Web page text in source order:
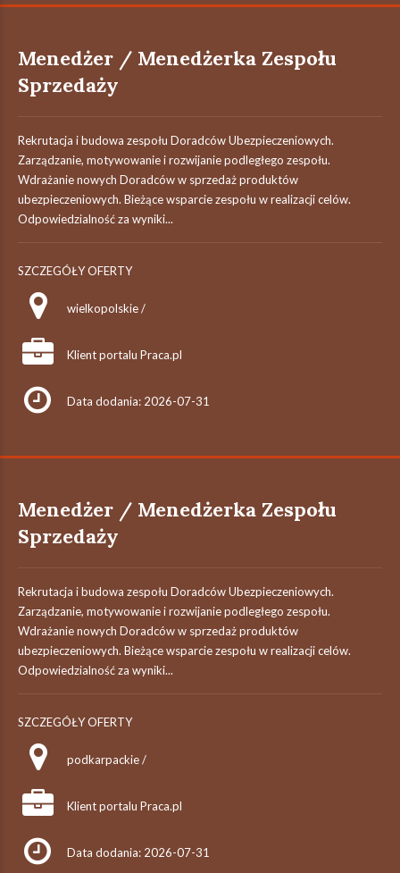
Menedżer / Menedżerka Zespołu
Sprzedaży
Rekrutacja i budowa zespołu Doradców Ubezpieczeniowych.
Zarządzanie, motywowanie i rozwijanie podległego zespołu.
Wdrażanie nowych Doradców w sprzedaż produktów
ubezpieczeniowych. Bieżące wsparcie zespołu w realizacji celów.
Odpowiedzialność za wyniki...
SZCZEGÓŁY OFERTY
wielkopolskie /
Klient portalu Praca.pl
Data dodania: 2026-07-31
Menedżer / Menedżerka Zespołu
Sprzedaży
Rekrutacja i budowa zespołu Doradców Ubezpieczeniowych.
Zarządzanie, motywowanie i rozwijanie podległego zespołu.
Wdrażanie nowych Doradców w sprzedaż produktów
ubezpieczeniowych. Bieżące wsparcie zespołu w realizacji celów.
Odpowiedzialność za wyniki...
SZCZEGÓŁY OFERTY
podkarpackie /
Klient portalu Praca.pl
Data dodania: 2026-07-31